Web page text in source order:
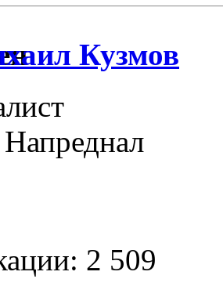
Кузмов
2 509